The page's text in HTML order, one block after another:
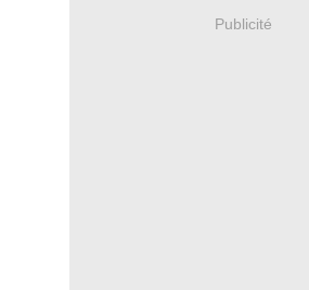
Publicité